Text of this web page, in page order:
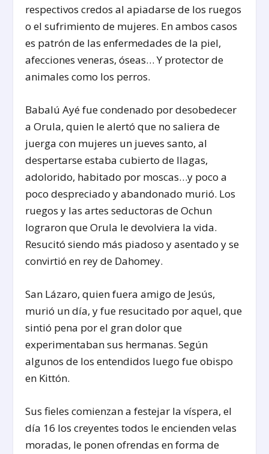
respectivos credos al apiadarse de los ruegos
o el sufrimiento de mujeres. En ambos casos
es patrón de las enfermedades de la piel,
afecciones veneras, óseas… Y protector de
animales como los perros.
Babalú Ayé fue condenado por desobedecer
a Orula, quien le alertó que no saliera de
juerga con mujeres un jueves santo, al
despertarse estaba cubierto de llagas,
adolorido, habitado por moscas…y poco a
poco despreciado y abandonado murió. Los
ruegos y las artes seductoras de Ochun
lograron que Orula le devolviera la vida.
Resucitó siendo más piadoso y asentado y se
convirtió en rey de Dahomey.
San Lázaro, quien fuera amigo de Jesús,
murió un día, y fue resucitado por aquel, que
sintió pena por el gran dolor que
experimentaban sus hermanas. Según
algunos de los entendidos luego fue obispo
en Kittón.
Sus fieles comienzan a festejar la víspera, el
día 16 los creyentes todos le encienden velas
moradas, le ponen ofrendas en forma de